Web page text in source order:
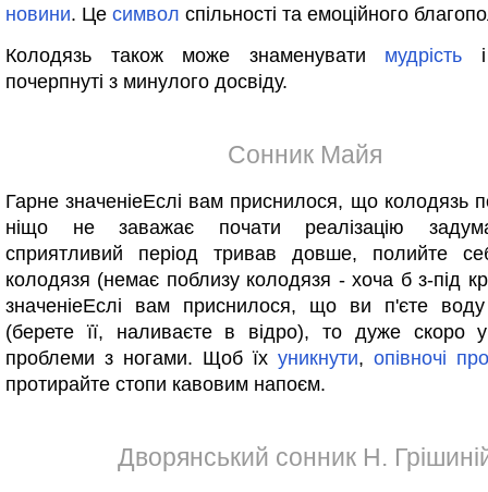
новини. Це символ спільності та емоційного
Колодязь також може знаменувати мудрість
почерпнуті з минулого досвіду.
Сонник Майя
Гарне значеніеЕслі вам приснилося, що колодязь
ніщо не заважає почати реалізацію
сприятливий період тривав довше, полийте
колодязя (немає поблизу колодязя - хоча б з-під
значеніеЕслі вам приснилося, що ви п'єте
(берете її, наливаєте в відро), то дуже скоро
проблеми з ногами. Щоб їх уникнути, опівночі
протирайте стопи кавовим напоєм.
Дворянський сонник Н.